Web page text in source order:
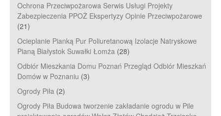
Ochrona Przeciwpożarowa Serwis Usługi Projekty
Zabezpieczenia PPOŻ Ekspertyzy Opinie Przeciwpożarowe
(21)
Ocieplanie Pianką Pur Poliuretanową Izolacje Natryskowe
Pianą Białystok Suwałki Łomża (28)
Odbiór Mieszkania Domu Poznań Przegląd Odbiór Mieszkań
Domów w Poznaniu (3)
Ogrody Piła (2)
Ogrody Piła Budowa tworzenie zakładanie ogrodu w Pile